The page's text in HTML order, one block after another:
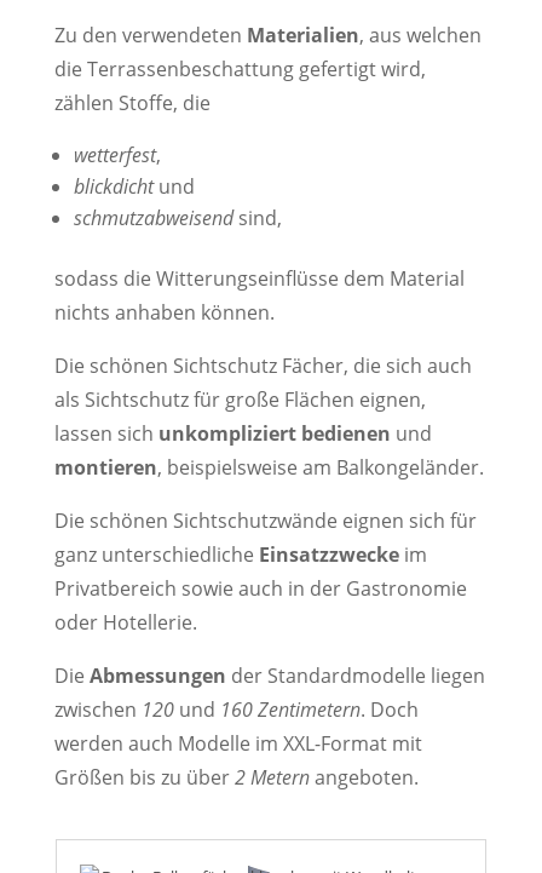
Zu den verwendeten Materialien, aus welchen
die Terrassenbeschattung gefertigt wird,
zählen Stoffe, die
wetterfest,
blickdichtund
schmutzabweisendsind,
sodass die Witterungseinflüsse dem Material
nichts anhaben können.
Die schönen Sichtschutz Fächer, die sich auch
als Sichtschutz für große Flächen eignen,
lassen sich unkompliziert bedienen und
montieren, beispielsweise am Balkongeländer.
Die schönen Sichtschutzwände eignen sich für
ganz unterschiedliche Einsatzzweckeim
Privatbereich sowie auch in der Gastronomie
oder Hotellerie.
Die Abmessungen der Standardmodelle liegen
zwischen 120und 160Zentimetern. Doch
werden auch Modelle im XXL-Format mit
Größen bis zu über2 Meternangeboten.